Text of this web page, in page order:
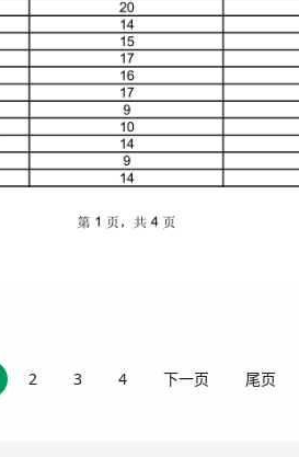
2 3 4 下一页 尾页